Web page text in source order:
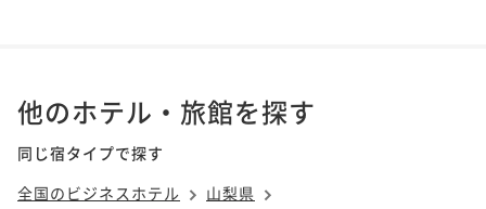
他のホテル・旅館を探す
同じ宿タイプで探す
全国のビジネスホテル
山梨県